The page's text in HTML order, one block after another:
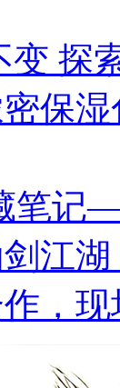
变 探
保
笔记
江
，现